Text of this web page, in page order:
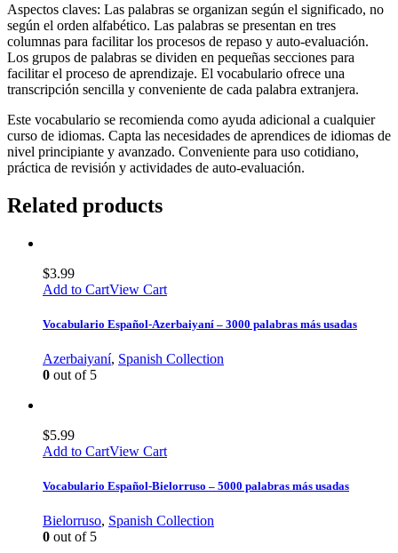
Aspectos claves: Las palabras se organizan según el significado, no
según el orden alfabético. Las palabras se presentan en tres
columnas para facilitar los procesos de repaso y auto-evaluación.
Los grupos de palabras se dividen en pequeñas secciones para
facilitar el proceso de aprendizaje. El vocabulario ofrece una
transcripción sencilla y conveniente de cada palabra extranjera.
Este vocabulario se recomienda como ayuda adicional a cualquier
curso de idiomas. Capta las necesidades de aprendices de idiomas de
nivel principiante y avanzado. Conveniente para uso cotidiano,
práctica de revisión y actividades de auto-evaluación.
Related products
$3.99
Add to CartView Cart
Vocabulario Español-Azerbaiyaní – 3000 palabras más usadas
Azerbaiyaní, Spanish Collection
0 out of 5
$5.99
Add to CartView Cart
Vocabulario Español-Bielorruso – 5000 palabras más usadas
Bielorruso, Spanish Collection
0 out of 5